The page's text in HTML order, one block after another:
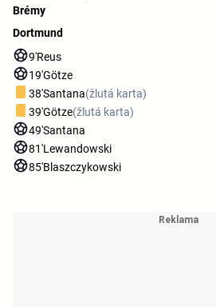
Brémy
Dortmund
9'Reus
19'Götze
38'Santana(žlutá karta)
39'Götze(žlutá karta)
49'Santana
81'Lewandowski
85'Blaszczykowski